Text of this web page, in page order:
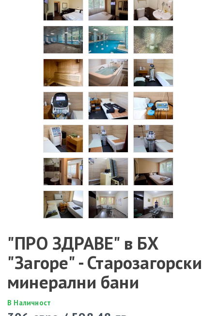
"ПРО ЗДРАВЕ" в БХ
"Загоре" - Старозагорски
минерални бани
В Наличност